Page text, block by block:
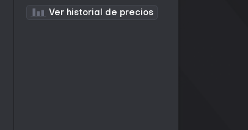
Ver historial de precios